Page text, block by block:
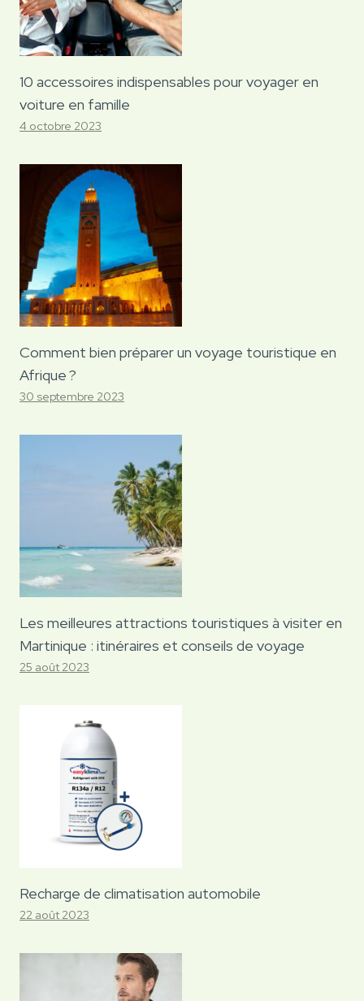
10 accessoires indispensables pour voyager en
voiture en famille
4 octobre 2023
Comment bien préparer un voyage touristique en
Afrique ?
30 septembre 2023
Les meilleures attractions touristiques à visiter en
Martinique : itinéraires et conseils de voyage
25 août 2023
Recharge de climatisation automobile
22 août 2023